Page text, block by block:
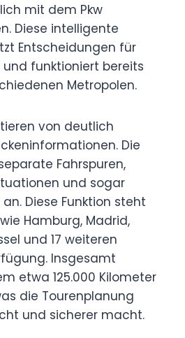
mit dem Pkw
Diese intelligente
Entscheidungen für
funktioniert bereits
Metropolen.
von deutlich
Die
Fahrspuren,
und sogar
Diese Funktion steht
Hamburg, Madrid,
und 17 weiteren
Insgesamt
etwa 125.000 Kilometer
die Tourenplanung
und sicherer macht.